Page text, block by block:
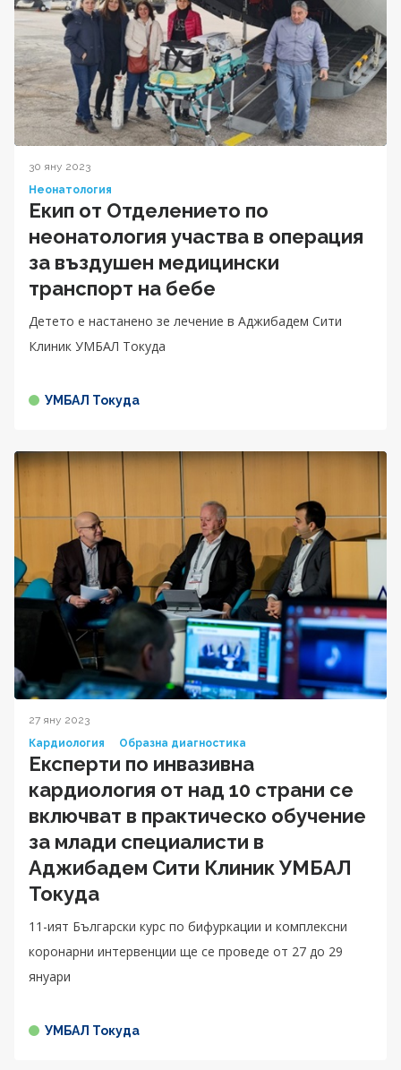
30 яну 2023
Неонатология
Екип от Отделението по
неонатология участва в операция
за въздушен медицински
транспорт на бебе
Детето е настанено зе лечение в Аджибадем Сити
Клиник УМБАЛ Токуда
УМБАЛ Токуда
27 яну 2023
Кардиология
Образна диагностика
Експерти по инвазивна
кардиология от над 10 страни се
включват в практическо обучение
за млади специалисти в
Аджибадем Сити Клиник УМБАЛ
Токуда
11-ият Български курс по бифуркации и комплексни
коронарни интервенции ще се проведе от 27 до 29
януари
УМБАЛ Токуда